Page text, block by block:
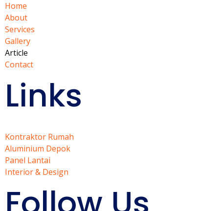
Home
About
Services
Gallery
Article
Contact
Links
Kontraktor Rumah
Aluminium Depok
Panel Lantai
Interior & Design